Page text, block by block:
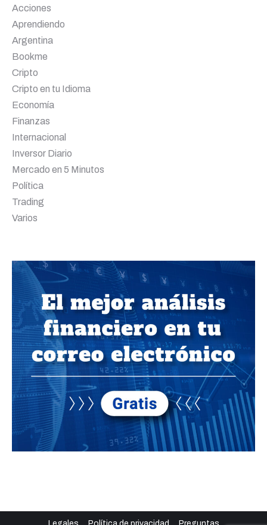
Acciones
Aprendiendo
Argentina
Bookme
Cripto
Cripto en tu Idioma
Economía
Finanzas
Internacional
Inversor Diario
Mercado en 5 Minutos
Política
Trading
Varios